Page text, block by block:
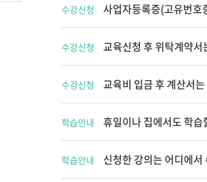
수강신청 사업자등록증(고유번호
수강신청 교육신청 후 위탁계약
수강신청 교육비 입금 후 계산서
학습안내 휴일이나 집에서도 학습
학습안내 신청한 강의는 어디에서